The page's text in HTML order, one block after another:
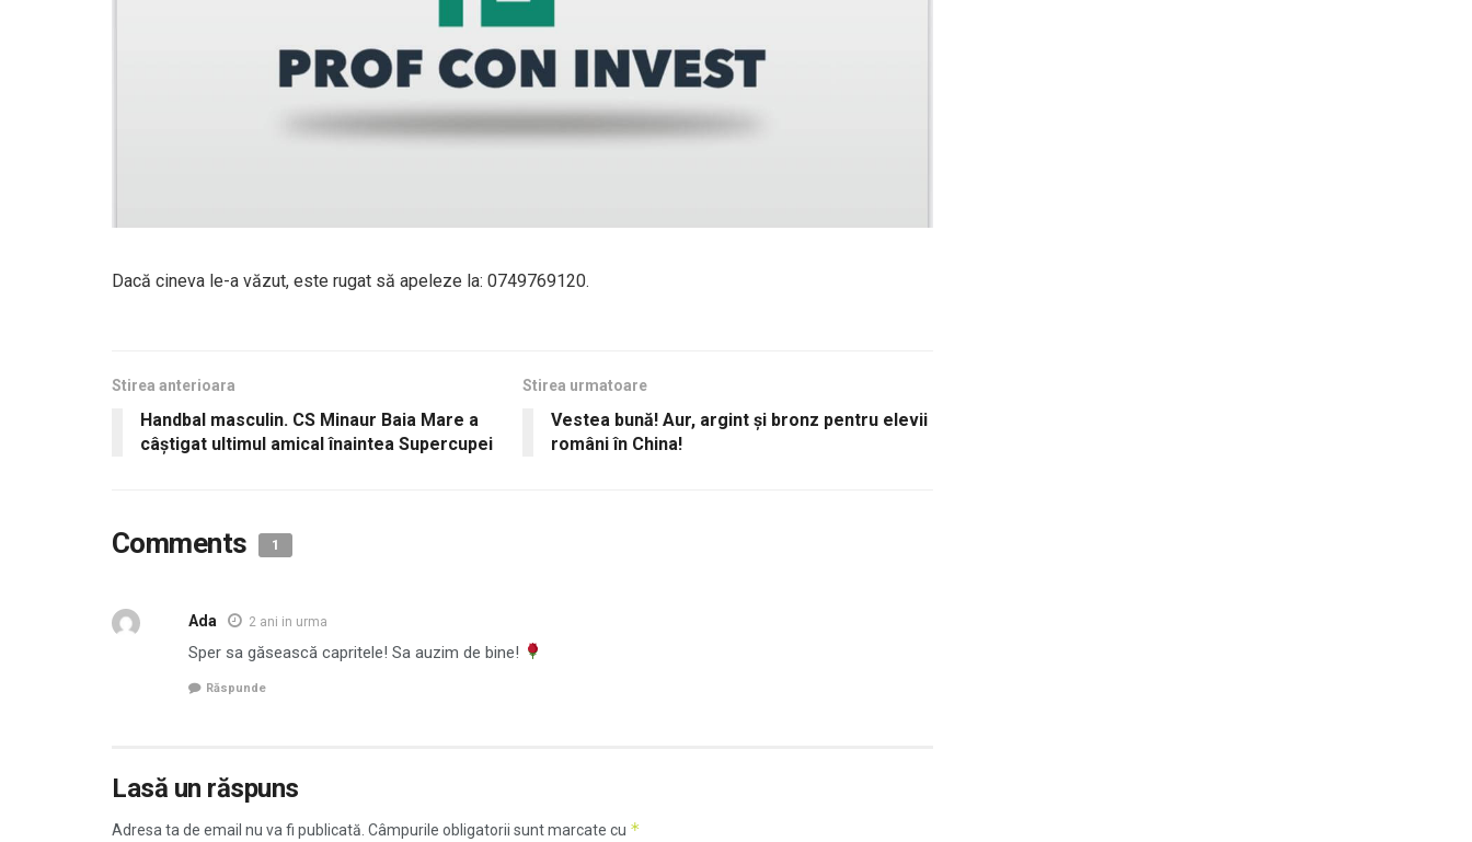
Dacă cineva le-a văzut, este rugat să apeleze la: 0749769120.
Stirea anterioara
Handbal masculin. CS Minaur Baia Mare a
câștigat ultimul amical înaintea Supercupei
Stirea urmatoare
Vestea bună! Aur, argint și bronz pentru elevii
români în China!
Comments 1
Ada 2 ani in urma
Sper sa găsească capritele! Sa auzim de bine!
Răspunde
Lasă un răspuns
Adresa ta de email nu va fi publicată. Câmpurile obligatorii sunt marcate cu *